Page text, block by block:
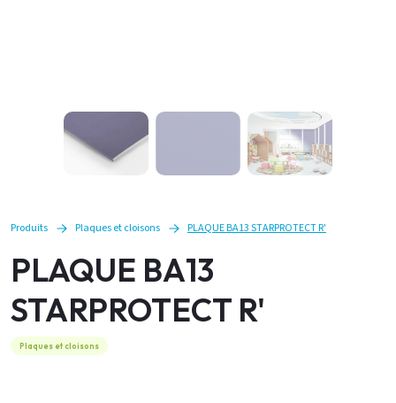
Produits Plaques et cloisons PLAQUE BA13 STARPROTECT R'
PLAQUE BA13
STARPROTECT R'
Plaques et cloisons